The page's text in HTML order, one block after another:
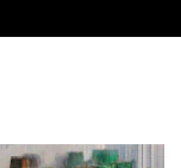
siano